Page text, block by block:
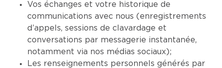
Vos échanges et votre historique de
communications avec nous (enregistrements
d’appels, sessions de clavardage et
conversations par messagerie instantanée,
notamment via nos médias sociaux);
Les renseignements personnels générés par